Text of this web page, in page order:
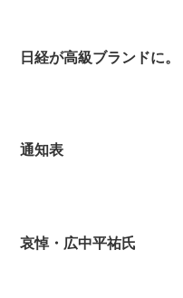
日経が高級ブランドに。
通知表
哀悼・広中平祐氏